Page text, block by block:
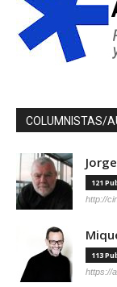
COLUMNISTAS/
121
http://
113
https://